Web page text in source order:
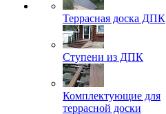
Террасная доска ДПК
Ступени из ДПК
Комплектующие для
террасной доски